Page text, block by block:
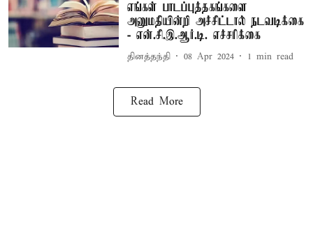
எங்கள் பாடப்புத்தகங்களை
அனுமதியின்றி அச்சிட்டால் நடவடிக்கை
- என்.சி.இ.ஆர்.டி. எச்சரிக்கை
தினத்தந்தி 08 Apr 2024 1 min read
Read More